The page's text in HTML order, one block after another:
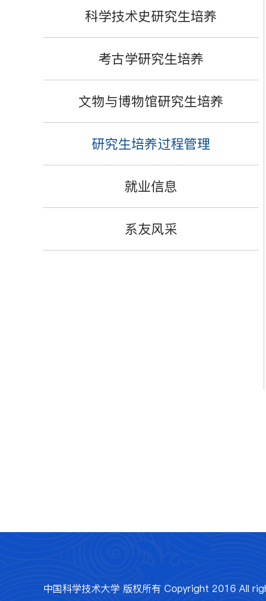
科学技术史研究生培养
考古学研究生培养
文物与博物馆研究生培养
研究生培养过程管理
就业信息
系友风采
中国科学技术大学 版权所有 Copyright 2016 All